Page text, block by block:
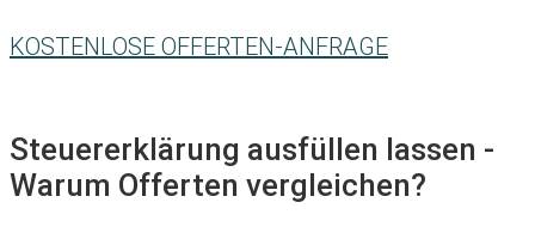
KOSTENLOSE OFFERTEN-ANFRAGE
Steuererklärung ausfüllen lassen -
Warum Offerten vergleichen?